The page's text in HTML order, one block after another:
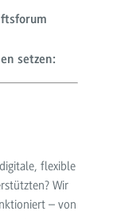
setzen:
flexible
Wir
– von